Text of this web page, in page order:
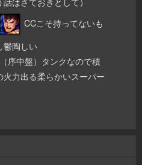
CCこそ持ってないも
鬱陶しい
序中盤）タンクなので積
力出る柔らかいスーパー